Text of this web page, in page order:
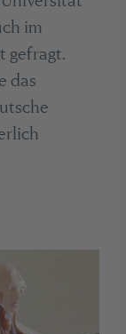
im
gefragt.
das